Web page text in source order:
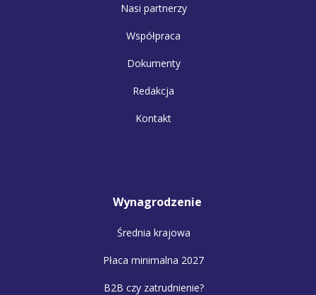
Nasi partnerzy
Współpraca
Dokumenty
Redakcja
Kontakt
Wynagrodzenie
Średnia krajowa
Płaca minimalna 2027
B2B czy zatrudnienie?